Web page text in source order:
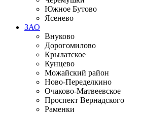
Южное Бутово
Ясенево
ЗАО
Внуково
Дорогомилово
Крылатское
Кунцево
Можайский район
Ново-Переделкино
Очаково-Матвеевское
Проспект Вернадского
Раменки